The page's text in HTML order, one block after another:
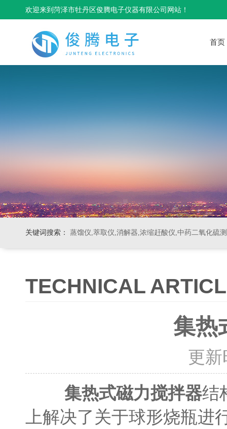
欢迎来到菏泽市牡丹区俊腾电子仪器有限公司网站！
首页
关键词搜索： 蒸馏仪,萃取仪,消解器,浓缩赶酸仪,中药二氧化硫
TECHNICAL
集热
更新
集热式磁力搅拌器结
上解决了关于球形烧瓶